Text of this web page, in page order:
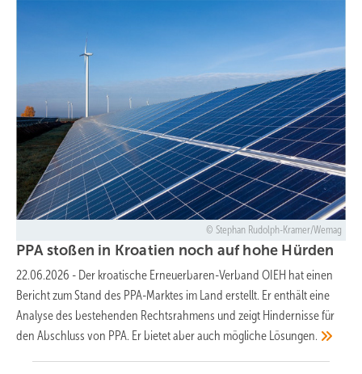
Stephan Rudolph-Kramer/Wemag
PPA stoßen in Kroatien noch auf hohe Hürden
22.06.2026 - Der kroatische Erneuerbaren-Verband OIEH hat einen
Bericht zum Stand des PPA-Marktes im Land erstellt. Er enthält eine
Analyse des bestehenden Rechtsrahmens und zeigt Hindernisse für
den Abschluss von PPA. Er bietet aber auch mögliche Lösungen.